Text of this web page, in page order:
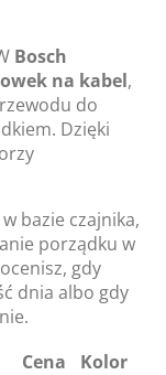
Bosch
na kabel,
do
Dzięki
bazie czajnika,
porządku w
gdy
dnia albo gdy
Cena
Kolor